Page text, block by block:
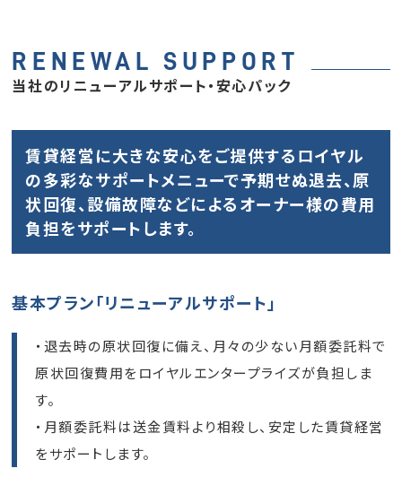
RENEWAL SUPPORT
当社のリニューアルサポート・安心パック
賃貸経営に大きな安心をご提供するロイヤル
の多彩なサポートメニューで予期せぬ退去、原
状回復、設備故障などによるオーナー様の費用
負担をサポートします。
基本プラン「リニューアルサポート」
・退去時の原状回復に備え、月々の少ない月額委託料で
原状回復費用をロイヤルエンタープライズが負担しま
す。
・月額委託料は送金賃料より相殺し、安定した賃貸経営
をサポートします。